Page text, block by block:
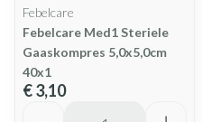
Febelcare
Febelcare Med1 Steriele
Gaaskompres 5,0x5,0cm
40x1
€ 3,10